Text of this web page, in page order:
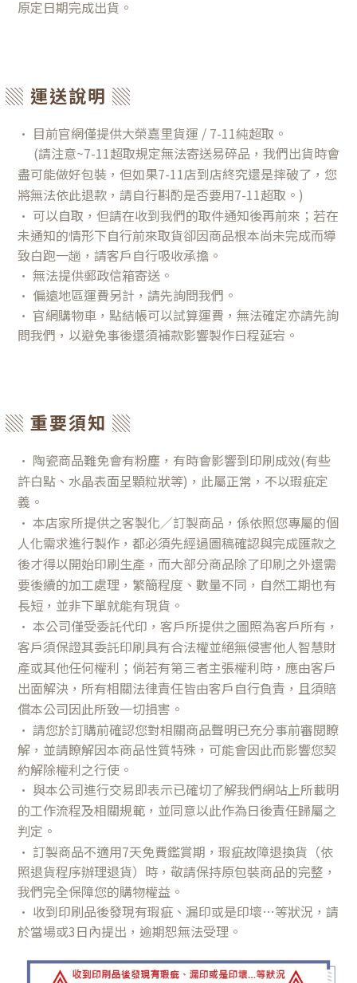
原定日期完成出貨。
▒ 運送說明 ▒
• 目前官網僅提供大榮嘉里貨運 / 7-11純超取。
(請注意~7-11超取規定無法寄送易碎品，我們出貨時會
盡可能做好包裝，但如果7-11店到店終究還是摔破了，您
將無法依此退款，請自行斟酌是否要用7-11超取。)
• 可以自取，但請在收到我們的取件通知後再前來；若在
未通知的情形下自行前來取貨卻因商品根本尚未完成而導
致白跑一趟，請客戶自行吸收承擔。
• 無法提供郵政信箱寄送。
• 偏遠地區運費另計，請先詢問我們。
• 官網購物車，點結帳可以試算運費，無法確定亦請先詢
問我們，以避免事後還須補款影響製作日程延宕。
▒ 重要須知 ▒
• 陶瓷商品難免會有粉塵，有時會影響到印刷成效(有些
許白點、水晶表面呈顆粒狀等)，此屬正常，不以瑕疵定
義。
• 本店家所提供之客製化／訂製商品，係依照您專屬的個
人化需求進行製作，都必須先經過圖稿確認與完成匯款之
後才得以開始印刷生產，而大部分商品除了印刷之外還需
要後續的加工處理，繁簡程度、數量不同，自然工期也有
長短，並非下單就能有現貨。
• 本公司僅受委託代印，客戶所提供之圖照為客戶所有，
客戶須保證其委託印刷具有合法權並絕無侵害他人智慧財
產或其他任何權利；倘若有第三者主張權利時，應由客戶
出面解決，所有相關法律責任皆由客戶自行負責，且須賠
償本公司因此所致一切損害。
• 請您於訂購前確認您對相關商品聲明已充分事前審閱瞭
解，並請瞭解因本商品性質特殊，可能會因此而影響您契
約解除權利之行使。
• 與本公司進行交易即表示已確切了解我們網站上所載明
的工作流程及相關規範，並同意以此作為日後責任歸屬之
判定。
• 訂製商品不適用7天免費鑑賞期，瑕疵故障退換貨（依
照退貨程序辦理退貨）時，敬請保持原包裝商品的完整，
我們完全保障您的購物權益。
• 收到印刷品後發現有瑕疵、漏印或是印壞…等狀況，請
於當場或3日內提出，逾期恕無法受理。